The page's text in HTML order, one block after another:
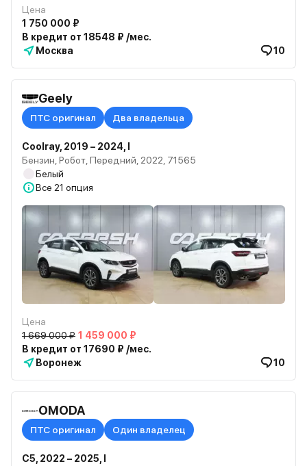
Цена
1 750 000 ₽
В кредит от 18548 ₽ /мес.
Москва
10
Geely
ПТС оригинал Два владельца
Coolray, 2019 – 2024, I
Бензин, Робот, Передний, 2022, 71565
Белый
Все 21 опция
Цена
1 669 000 ₽ 1 459 000 ₽
В кредит от 17690 ₽ /мес.
Воронеж
10
OMODA
ПТС оригинал Один владелец
C5, 2022 – 2025, I